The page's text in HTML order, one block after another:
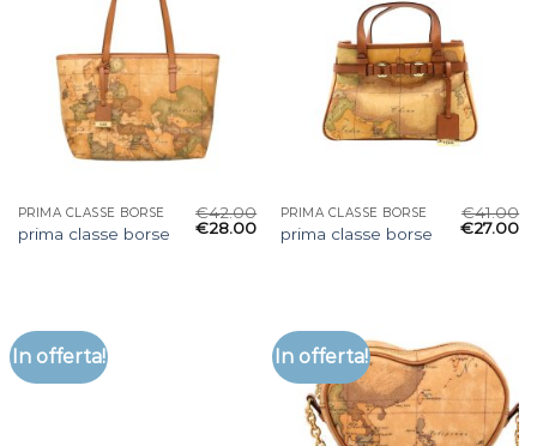
PRIMA CLASSE BORSE
prima classe borse
€42.00
€28.00
PRIMA CLASSE BORSE
prima classe borse
€41.00
€27.00
In offerta! In offerta!